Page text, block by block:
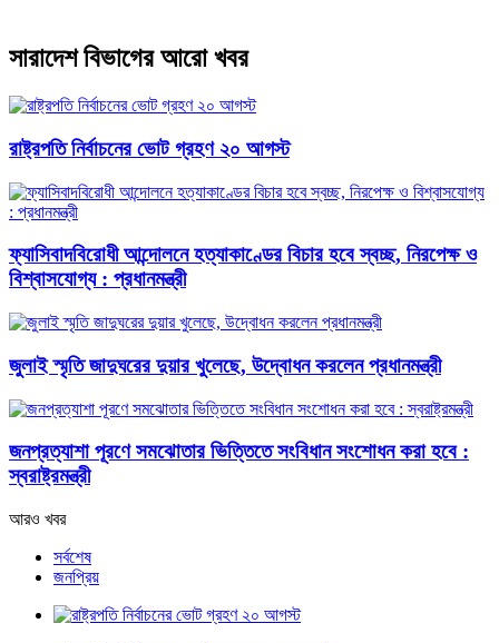
সারাদেশ বিভাগের আরো খবর
রাষ্ট্রপতি নির্বাচনের ভোট গ্রহণ ২০ আগস্ট
ফ্যাসিবাদবিরোধী আন্দোলনে হত্যাকাণ্ডের বিচার হবে স্বচ্ছ, নিরপেক্ষ ও
বিশ্বাসযোগ্য : প্রধানমন্ত্রী
জুলাই স্মৃতি জাদুঘরের দুয়ার খুলেছে, উদ্বোধন করলেন প্রধানমন্ত্রী
জনপ্রত্যাশা পূরণে সমঝোতার ভিত্তিতে সংবিধান সংশোধন করা হবে :
স্বরাষ্ট্রমন্ত্রী
আরও খবর
সর্বশেষ
জনপ্রিয়